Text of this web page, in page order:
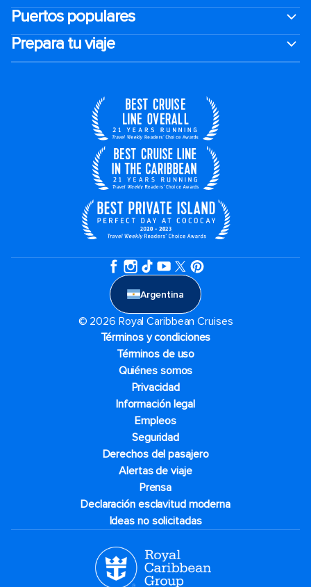
Puertos populares
Prepara tu viaje
Argentina
© 2026 Royal Caribbean Cruises
Términos y condiciones
Términos de uso
Quiénes somos
Privacidad
Información legal
Empleos
Seguridad
Derechos del pasajero
Alertas de viaje
Prensa
Declaración esclavitud moderna
Ideas no solicitadas